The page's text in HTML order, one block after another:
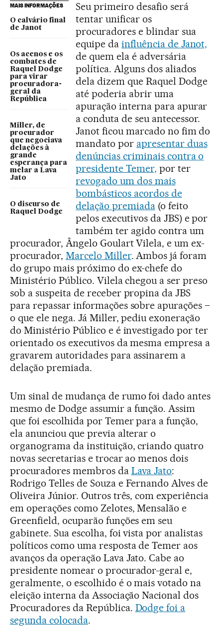
MAIS INFORMAÇÕES
O calvário final
de Janot
Os acenos e os
combates de
Raquel Dodge
para virar
procuradora-
geral da
República
Miller, de
procurador
que negociava
delações à
grande
esperança para
melar a Lava
Jato
O discurso de
Raquel Dodge
Seu primeiro desafio será
tentar unificar os
procuradores e blindar sua
equipe da influência de Janot,
de quem ela é adversária
política. Alguns dos aliados
dela dizem que Raquel Dodge
até poderia abrir uma
apuração interna para apurar
a conduta de seu antecessor.
Janot ficou marcado no fim do
mandato por apresentar duas
denúncias criminais contra o
presidente Temer, por ter
revogado um dos mais
bombásticos acordos de
delação premiada(o feito
pelos executivos da JBS) e por
também ter agido contra um
procurador, Ângelo Goulart Vilela, e um ex-
procurador, Marcelo Miller. Ambos já foram
do grupo mais próximo do ex-chefe do
Ministério Público. Vilela chegou a ser preso
sob a suspeita de receber propina da JBS
para repassar informações sobre apurações –
o que ele nega. Já Miller, pediu exoneração
do Ministério Público e é investigado por ter
orientado os executivos da mesma empresa a
gravarem autoridades para assinarem a
delação premiada.
Um sinal de mudança de rumo foi dado antes
mesmo de Dodge assumir a função. Assim
que foi escolhida por Temer para a função,
ela anunciou que previa alterar o
organograma da instituição, criando quatro
novas secretarias e trocar ao menos dois
procuradores membros da Lava Jato:
Rodrigo Telles de Souza e Fernando Alves de
Oliveira Júnior. Outros três, com experiência
em operações como Zelotes, Mensalão e
Greenfield, ocuparão funções em seu
gabinete. Sua escolha, foi vista por analistas
políticos como uma resposta de Temer aos
avanços da operação Lava Jato. Cabe ao
presidente nomear o procurador-geral e,
geralmente, o escolhido é o mais votado na
eleição interna da Associação Nacional dos
Procuradores da República. Dodge foi a
segunda colocada.